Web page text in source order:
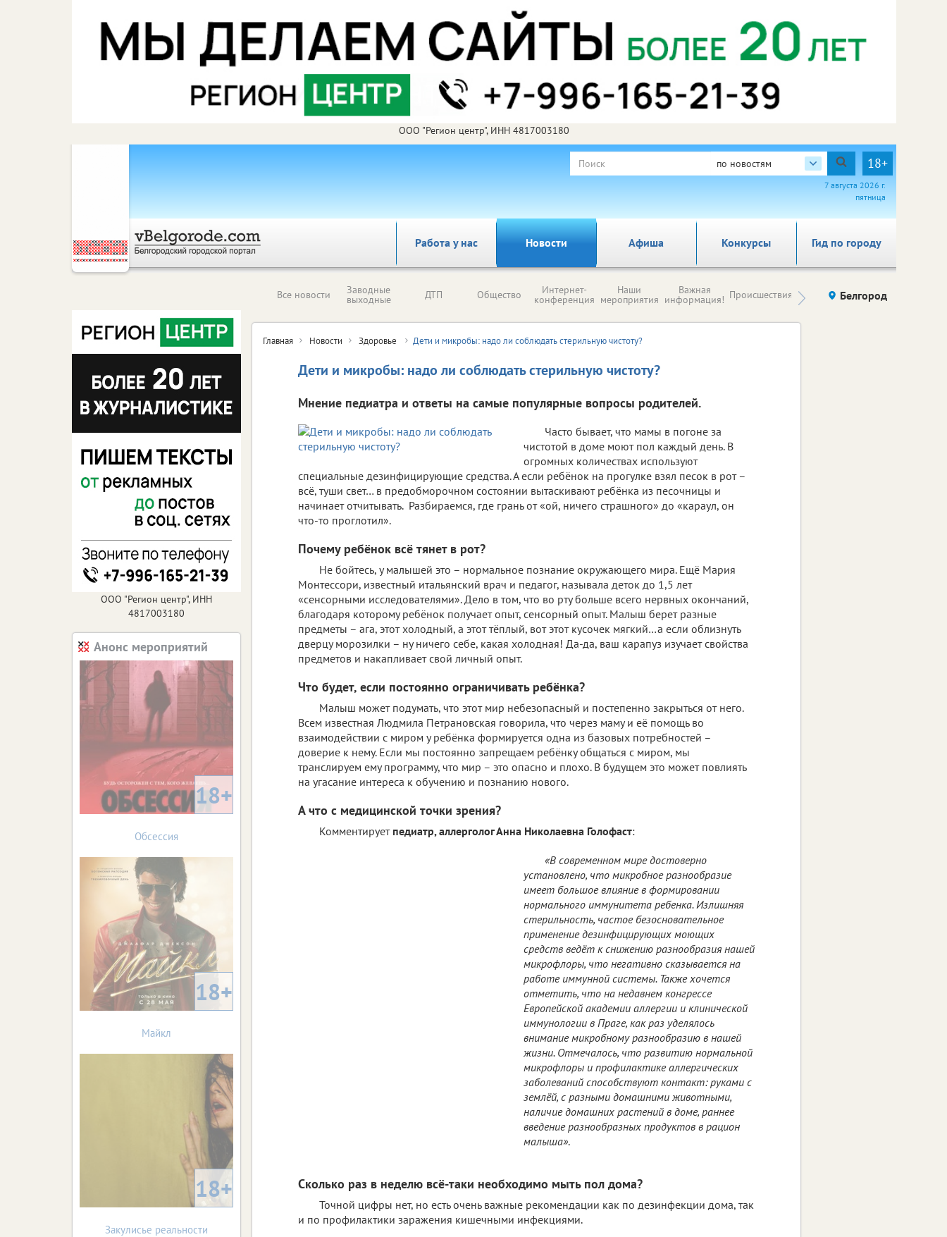
ООО "Регион центр", ИНН 4817003180
по новостям 18+
7 августа 2026 г.
пятница
Работа у нас Новости Афиша Гид по городу
Конкурсы
Все новости Заводные
выходные ДТП Общество Интернет-
конференция
Наши
мероприятия
Важная
информация! Происшествия Здоровье компаний (на
правах
Белгород
Главная Новости Здоровье Дети и микробы: надо ли соблюдать стерильную чистоту?
Дети и микробы: надо ли соблюдать стерильную чистоту?
Мнение педиатра и ответы на самые популярные вопросы родителей.
Часто бывает, что мамы в погоне за
чистотой в доме моют пол каждый день. В
огромных количествах используют
специальные дезинфицирующие средства. А если ребёнок на прогулке взял песок в рот –
всё, туши свет… в предобморочном состоянии вытаскивают ребёнка из песочницы и
начинает отчитывать. Разбираемся, где грань от «ой, ничего страшного» до «караул, он
что-то проглотил».
Почему ребёнок всё тянет в рот?
Не бойтесь, у малышей это – нормальное познание окружающего мира. Ещё Мария
Монтессори, известный итальянский врач и педагог, называла деток до 1,5 лет
«сенсорными исследователями». Дело в том, что во рту больше всего нервных окончаний,
благодаря которому ребёнок получает опыт, сенсорный опыт. Малыш берет разные
предметы – ага, этот холодный, а этот тёплый, вот этот кусочек мягкий…а если облизнуть
дверцу морозилки – ну ничего себе, какая холодная! Да-да, ваш карапуз изучает свойства
предметов и накапливает свой личный опыт.
Что будет, если постоянно ограничивать ребёнка?
Малыш может подумать, что этот мир небезопасный и постепенно закрыться от него.
Всем известная Людмила Петрановская говорила, что через маму и её помощь во
взаимодействии с миром у ребёнка формируется одна из базовых потребностей –
доверие к нему. Если мы постоянно запрещаем ребёнку общаться с миром, мы
транслируем ему программу, что мир – это опасно и плохо. В будущем это может повлиять
на угасание интереса к обучению и познанию нового.
А что с медицинской точки зрения?
Комментирует педиатр, аллерголог Анна Николаевна Голофаст:
«В современном мире достоверно
установлено, что микробное разнообразие
имеет большое влияние в формировании
нормального иммунитета ребенка. Излишняя
стерильность, частое безосновательное
применение дезинфицирующих моющих
средств ведёт к снижению разнообразия нашей
микрофлоры, что негативно сказывается на
работе иммунной системы. Также хочется
отметить, что на недавнем конгрессе
Европейской академии аллергии и клинической
иммунологии в Праге, как раз уделялось
внимание микробному разнообразию в нашей
жизни. Отмечалось, что развитию нормальной
микрофлоры и профилактике аллергических
заболеваний способствуют контакт: руками с
землёй, с разными домашними животными,
наличие домашних растений в доме, раннее
введение разнообразных продуктов в рацион
малыша».
Сколько раз в неделю всё-таки необходимо мыть пол дома?
Точной цифры нет, но есть очень важные рекомендации как по дезинфекции дома, так
и по профилактики заражения кишечными инфекциями.
ООО "Регион центр", ИНН
4817003180
Анонс мероприятий
18+
Обсессия
18+
Майкл
18+
Закулисье реальности